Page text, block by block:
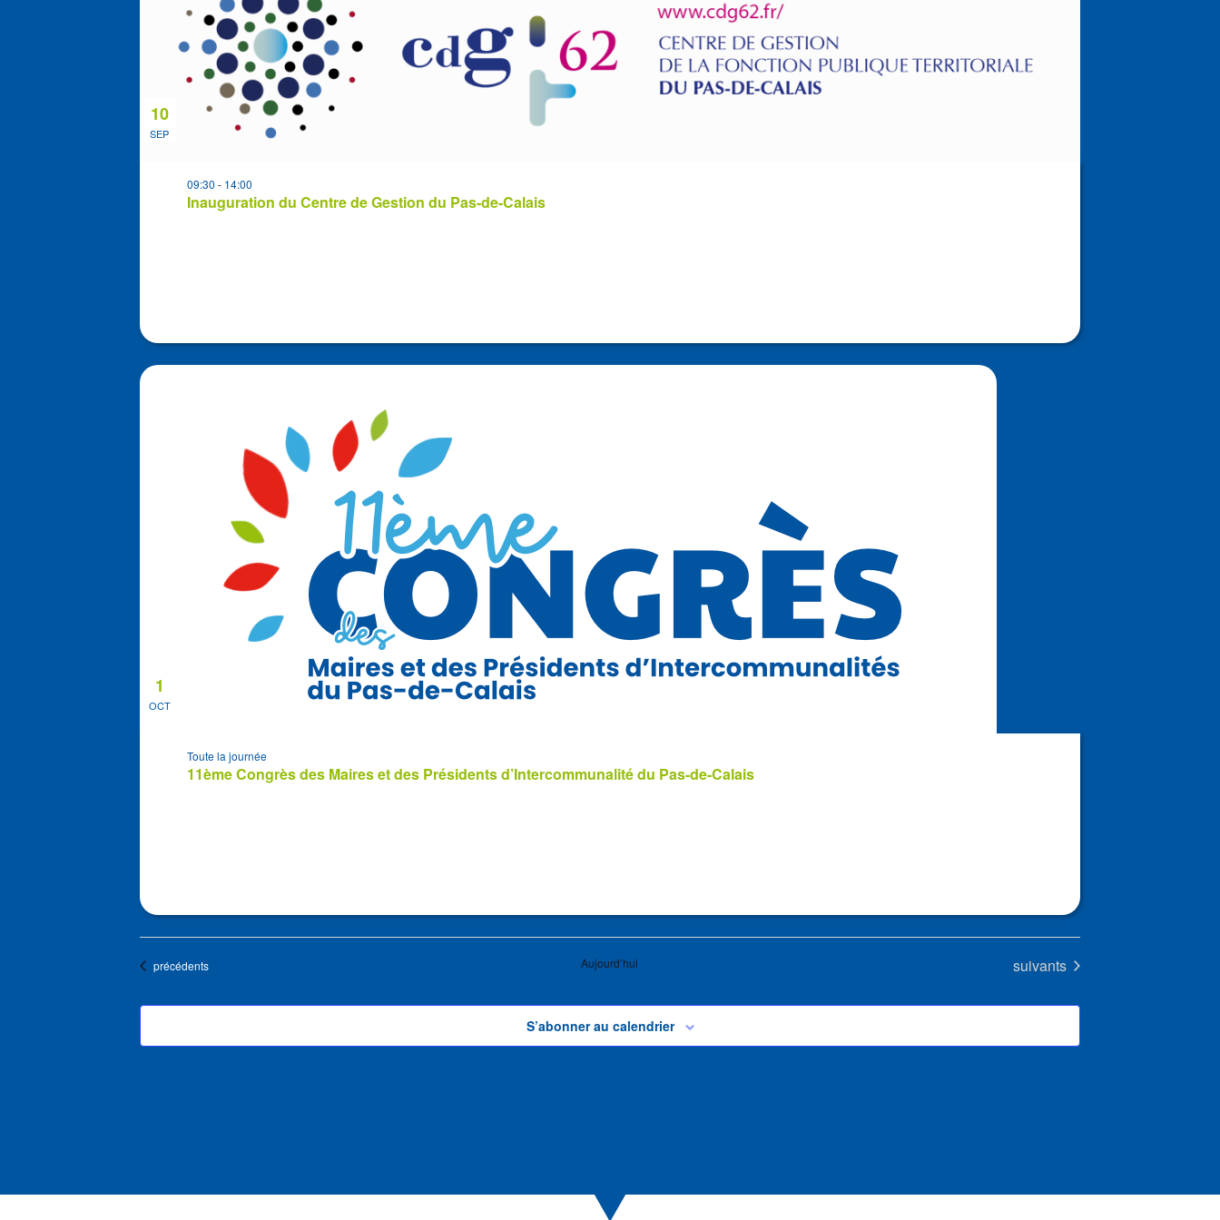
Photo
View
SEP
10
Inauguration du Centre de Gestion du Pas-de-Calais
09:30 - 14:00
OCT
1
11ème Congrès des Maires et des Présidents d’Intercommunalité du Pas-de-Calais
Toute la journée
Évènements
précédents Aujourd’hui Évènements
suivants
S’abonner au calendrier